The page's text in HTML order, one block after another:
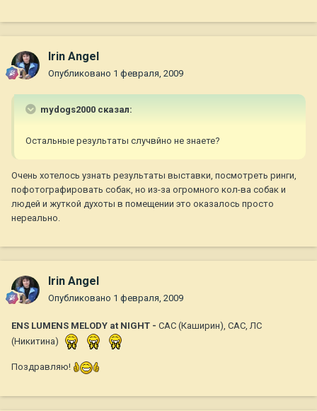
Irin Angel
Опубликовано 1 февраля, 2009
mydogs2000 сказал:
Остальные результаты случвйно не знаете?
Очень хотелось узнать результаты выставки, посмотреть ринги,
пофотографировать собак, но из-за огромного кол-ва собак и
людей и жуткой духоты в помещении это оказалось просто
нереально.
Irin Angel
Опубликовано 1 февраля, 2009
ENS LUMENS MELODY at NIGHT - CAC (Каширин), САС, ЛС
(Никитина)
Поздравляю!